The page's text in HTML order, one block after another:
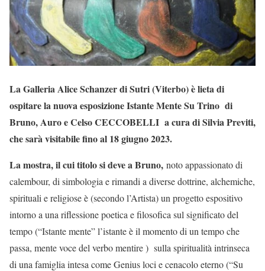
La Galleria Alice Schanzer di Sutri (Viterbo) è lieta di
ospitare la nuova esposizione Istante Mente Su Trino di
Bruno, Auro e Celso CECCOBELLI a cura di Silvia Previti,
che sarà visitabile fino al 18 giugno 2023.
La mostra, il cui titolo si deve a Bruno, noto appassionato di
calembour, di simbologia e rimandi a diverse dottrine, alchemiche,
spirituali e religiose è (secondo l’Artista) un progetto espositivo
intorno a una riflessione poetica e filosofica sul significato del
tempo (“Istante mente” l’istante è il momento di un tempo che
passa, mente voce del verbo mentire ) sulla spiritualità intrinseca
di una famiglia intesa come Genius loci e cenacolo eterno (“Su